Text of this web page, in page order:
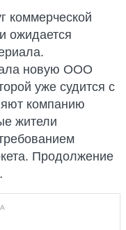
коммерческой
ожидается
новую ООО
уже судится с
компанию
жители
Продолжение